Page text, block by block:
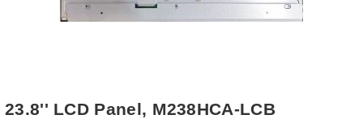
23.8'' LCD Panel, M238HCA-LCB